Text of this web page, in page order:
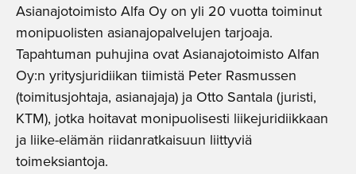
Asianajotoimisto Alfa Oy on yli 20 vuotta toiminut
monipuolisten asianajopalvelujen tarjoaja.
Tapahtuman puhujina ovat Asianajotoimisto Alfan
Oy:n yritysjuridiikan tiimistä Peter Rasmussen
(toimitusjohtaja, asianajaja) ja Otto Santala (juristi,
KTM), jotka hoitavat monipuolisesti liikejuridiikkaan
ja liike-elämän riidanratkaisuun liittyviä
toimeksiantoja.